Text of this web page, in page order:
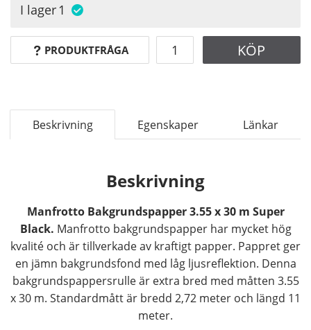
I lager 1
PRODUKTFRÅGA KÖP
Beskrivning Egenskaper Länkar
Beskrivning
Manfrotto Bakgrundspapper 3.55 x 30 m Super
Black. Manfrotto bakgrundspapper har mycket hög
kvalité och är tillverkade av kraftigt papper. Pappret ger
en jämn bakgrundsfond med låg ljusreflektion. Denna
bakgrundspappersrulle är extra bred med måtten 3.55
x 30 m. Standardmått är bredd 2,72 meter och längd 11
meter.